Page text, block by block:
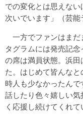
での変化とは思えな
次いでいます」（芸能
一方でファンはまだ
タグラムには発売記
の席は満員状態。浜
た。はじめて皆んな
時人も少なかったん
話したり色々嬉しい
く応援し続けてくれ